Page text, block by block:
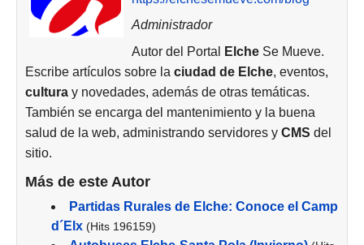
Administrador
Autor del Portal
ElcheSe Mueve.
Escribe artículos sobre la ciudad de Elche, eventos,
cultura y novedades, además de otras temáticas.
También se encarga del mantenimiento y la buena
salud de la web, administrando servidores y CMS del
sitio.
Más de este Autor
Partidas Rurales de Elche: Conoce el Camp
d´Elx (Hits 196159)